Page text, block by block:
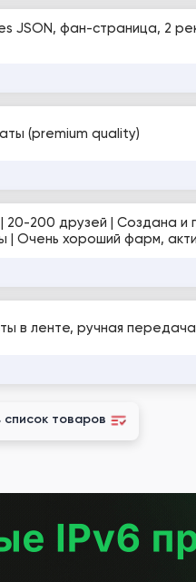
JSON, фан-страница, 2
(premium quality)
| 20-200 друзей | Создана
| Очень хороший фарм,
в ленте, ручная
список товаров